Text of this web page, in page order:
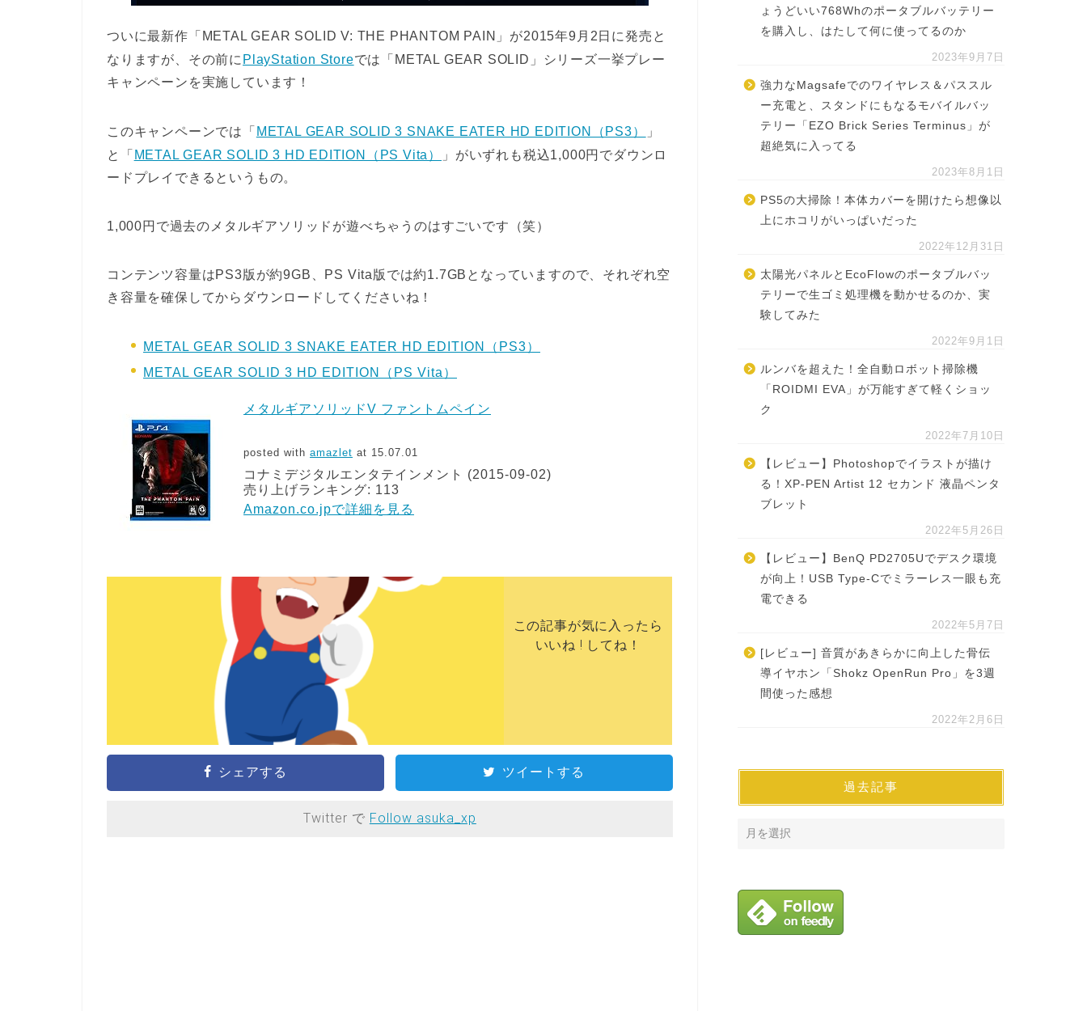
ついに最新作「METAL GEAR SOLID V: THE PHANTOM PAIN」が2015年9月2日に発売と
なりますが、その前に PlayStation Storeでは「METAL GEAR SOLID」シリーズ一挙プレー
キャンペーンを実施しています！
このキャンペーンでは「 METAL GEAR SOLID 3 SNAKE EATER HD EDITION（PS3）
」
と「 METAL GEAR SOLID 3 HD EDITION（PS Vita）
」がいずれも税込1,000円でダウンロ
ードプレイできるというもの。
1,000円で過去のメタルギアソリッドが遊べちゃうのはすごいです（笑）
コンテンツ容量はPS3版が約9GB、PS Vita版では約1.7GBとなっていますので、それぞれ空
き容量を確保してからダウンロードしてくださいね！
METAL GEAR SOLID 3 SNAKE EATER HD EDITION（PS3）
METAL GEAR SOLID 3 HD EDITION（PS Vita）
メタルギアソリッドV ファントムペイン
posted with amazlet at 15.07.01
コナミデジタルエンタテインメント (2015-09-02)
売り上げランキング: 113
Amazon.co.jpで詳細を見る
この記事が気に入ったら
いいね ! してね！
シェアする ツイートする
Twitter で Follow asuka_xp
ょうどいい768Whのポータブルバッテリー
を購入し、はたして何に使ってるのか
2023年9月7日
強力なMagsafeでのワイヤレス＆パススル
ー充電と、スタンドにもなるモバイルバッ
テリー「EZO Brick Series Terminus」が
超絶気に入ってる
2023年8月1日
PS5の大掃除！本体カバーを開けたら想像以
上にホコリがいっぱいだった
2022年12月31日
太陽光パネルとEcoFlowのポータブルバッ
テリーで生ゴミ処理機を動かせるのか、実
験してみた
2022年9月1日
ルンバを超えた！全自動ロボット掃除機
「ROIDMI EVA」が万能すぎて軽くショッ
ク
2022年7月10日
【レビュー】Photoshopでイラストが描け
る！XP-PEN Artist 12 セカンド 液晶ペンタ
ブレット
2022年5月26日
【レビュー】BenQ PD2705Uでデスク環境
が向上！USB Type-Cでミラーレス一眼も充
電できる
2022年5月7日
[レビュー] 音質があきらかに向上した骨伝
導イヤホン「Shokz OpenRun Pro」を3週
間使った感想
2022年2月6日
過去記事